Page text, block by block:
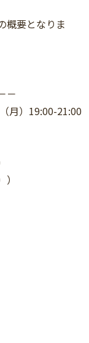
概要となりま
－
月）19:00-21:00